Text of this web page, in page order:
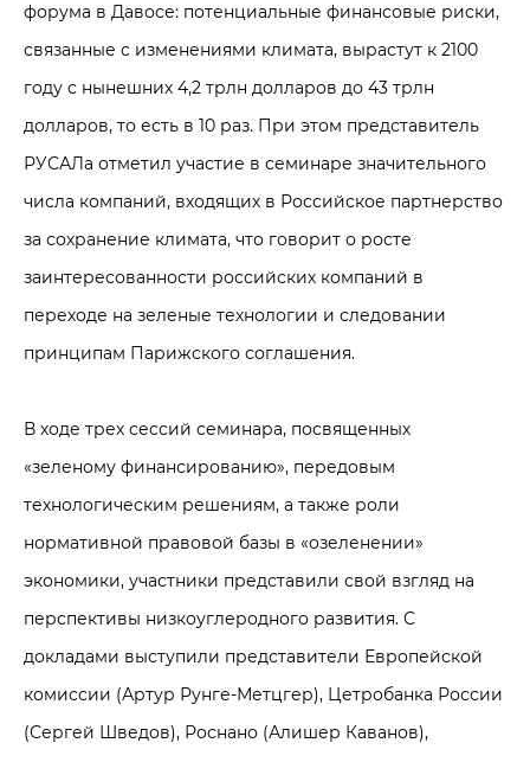
форума в Давосе: потенциальные финансовые риски,
связанные с изменениями климата, вырастут к 2100
году с нынешних 4,2 трлн долларов до 43 трлн
долларов, то есть в 10 раз. При этом представитель
РУСАЛа отметил участие в семинаре значительного
числа компаний, входящих в Российское партнерство
за сохранение климата, что говорит о росте
заинтересованности российских компаний в
переходе на зеленые технологии и следовании
принципам Парижского соглашения.
В ходе трех сессий семинара, посвященных
«зеленому финансированию», передовым
технологическим решениям, а также роли
нормативной правовой базы в «озеленении»
экономики, участники представили свой взгляд на
перспективы низкоуглеродного развития. С
докладами выступили представители Европейской
комиссии (Артур Рунге-Метцгер), Цетробанка России
(Сергей Шведов), Роснано (Алишер Каванов),